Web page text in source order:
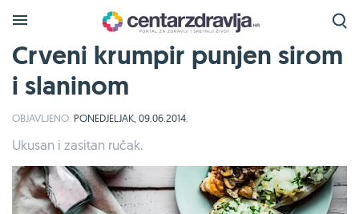
Crveni krumpir punjen sirom
i slaninom
OBJAVLJENO: PONEDJELJAK, 09.06.2014.
Ukusan i zasitan ručak.